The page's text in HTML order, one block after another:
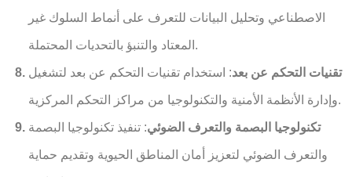
الاصطناعي وتحليل البيانات للتعرف على أنماط السلوك غير
المعتاد والتنبؤ بالتحديات المحتملة.
تقنيات التحكم عن بعد: استخدام تقنيات التحكم عن بعد لتشغيل
وإدارة الأنظمة الأمنية والتكنولوجيا من مراكز التحكم المركزية.
تكنولوجيا البصمة والتعرف الضوئي: تنفيذ تكنولوجيا البصمة
والتعرف الضوئي لتعزيز أمان المناطق الحيوية وتقديم حماية